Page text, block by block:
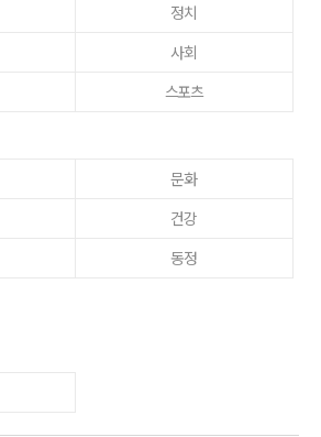
정치
사회
스포츠
문화
건강
동정